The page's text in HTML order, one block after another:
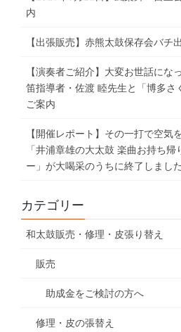
内
【出張販売】赤熊太鼓保存会バチ
【演奏者ご紹介】大変お世話にな
笛指導者・佐渡 睦先生と「博多さ
ご案内
【開催レポート】その一打で空気
「井浦章雄の大太鼓 楽曲お持ち帰
ー」が大喝采のうちに終了しました
カテゴリー
和太鼓販売・修理・皮張り替え
販売
助成金をご検討の方へ
修理・皮の張替え